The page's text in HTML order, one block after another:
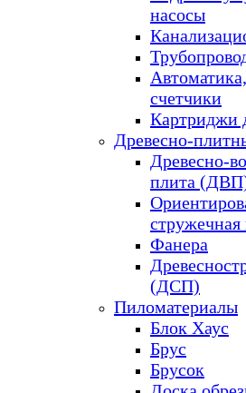
насосы
счетчики
Картриджи
Древесно-
Древесно-
плита
Фанера
(ДСП)
Пиломатериалы
Блок Хаус
Брус
Брусок